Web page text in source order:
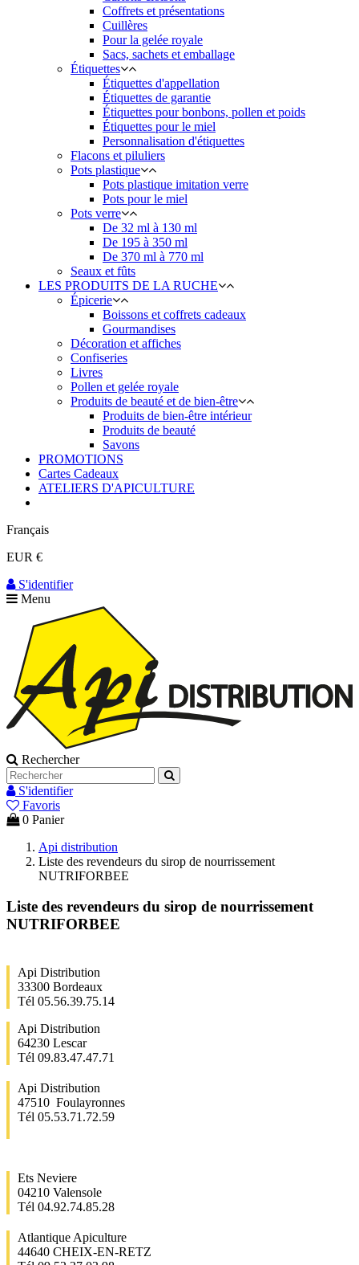
Coffrets et présentations
Cuillères
Pour la gelée royale
Sacs, sachets et emballage
Étiquettes
Étiquettes d'appellation
Étiquettes de garantie
Étiquettes pour bonbons, pollen et poids
Étiquettes pour le miel
Personnalisation d'étiquettes
Flacons et piluliers
Pots plastique
Pots plastique imitation verre
Pots pour le miel
Pots verre
De 32 ml à 130 ml
De 195 à 350 ml
De 370 ml à 770 ml
Seaux et fûts
LES PRODUITS DE LA RUCHE
Épicerie
Boissons et coffrets cadeaux
Gourmandises
Décoration et affiches
Confiseries
Livres
Pollen et gelée royale
Produits de beauté et de bien-être
Produits de bien-être intérieur
Produits de beauté
Savons
PROMOTIONS
Cartes Cadeaux
ATELIERS D'APICULTURE
Français
EUR €
S'identifier
Menu
Rechercher
S'identifier
Favoris
0 Panier
Api distribution
Liste des revendeurs du sirop de nourrissement
NUTRIFORBEE
Liste des revendeurs du sirop de nourrissement
NUTRIFORBEE
Api Distribution
33300 Bordeaux
Tél 05.56.39.75.14
Api Distribution
64230 Lescar
Tél 09.83.47.47.71
Api Distribution
47510 Foulayronnes
Tél 05.53.71.72.59
Ets Neviere
04210 Valensole
Tél 04.92.74.85.28
Atlantique Apiculture
44640 CHEIX-EN-RETZ